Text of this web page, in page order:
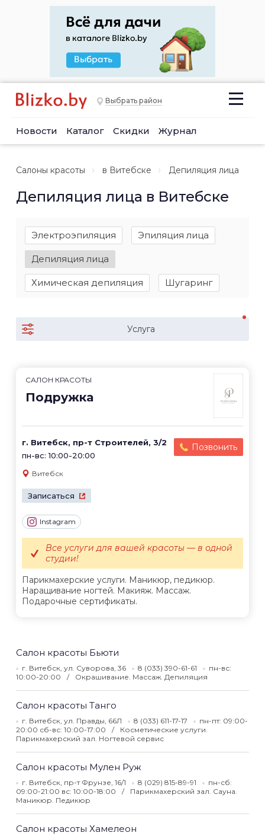
Выбрать район
Новости Каталог Скидки Журнал
Салоны красоты в Витебске Депиляция лица
Депиляция лица в Витебске
Электроэпиляция Эпиляция лица
Депиляция лица
Химическая депиляция Шугаринг
Услуга
САЛОН КРАСОТЫ
Подружка
г. Витебск, пр-т Строителей, 3/2
пн-вс: 10:00-20:00
Позвонить
Витебск
Записаться
Instagram
Парикмахерские услуги. Маникюр, педикюр.
Наращивание ногтей. Макияж. Массаж.
Подарочные сертификаты.
Все услуги для вашей красоты — в одной
студии!
Салон красоты Бьюти
г. Витебск, ул. Суворова, 36 8 (033) 390-61-61
пн-вс:
10:00-20:00
Окрашивание. Массаж. Депиляция
Салон красоты Танго
г. Витебск, ул. Правды, 66Л 8 (033) 611-17-17
пн-пт: 09:00-
20:00 сб-вс: 10:00-17:00
Косметические услуги.
Парикмахерский зал. Ногтевой сервис
Салон красоты Мулен Руж
г. Витебск, пр-т Фрунзе, 16/1 8 (029) 815-89-91
пн-сб:
09:00-21:00 вс: 10:00-18:00
Парикмахерский зал. Сауна.
Маникюр. Педикюр
Салон красоты Хамелеон